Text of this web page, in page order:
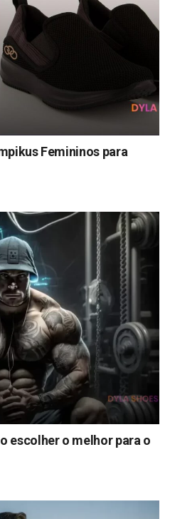
Femininos para
escolher o melhor para o